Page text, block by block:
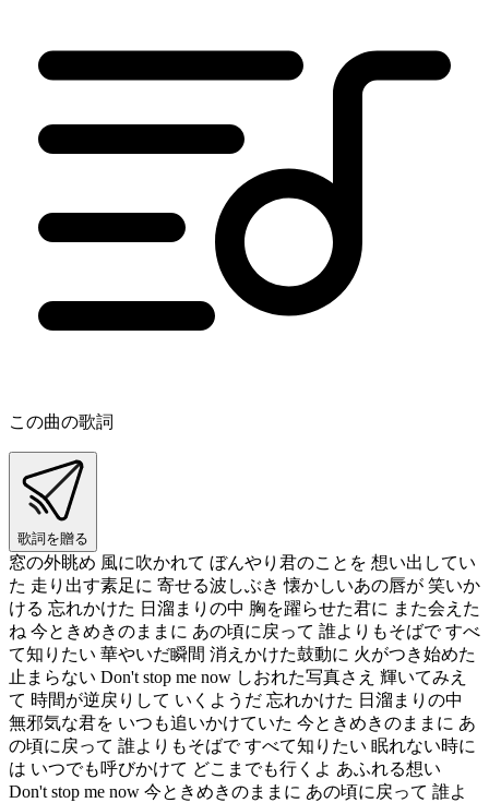
この曲の歌詞
歌詞を贈る
窓の外眺め 風に吹かれて ぼんやり君のことを 想い出してい
た 走り出す素足に 寄せる波しぶき 懐かしいあの唇が 笑いか
ける 忘れかけた 日溜まりの中 胸を躍らせた君に また会えた
ね 今ときめきのままに あの頃に戻って 誰よりもそばで すべ
て知りたい 華やいだ瞬間 消えかけた鼓動に 火がつき始めた
止まらない Don't stop me now しおれた写真さえ 輝いてみえ
て 時間が逆戻りして いくようだ 忘れかけた 日溜まりの中
無邪気な君を いつも追いかけていた 今ときめきのままに あ
の頃に戻って 誰よりもそばで すべて知りたい 眠れない時に
は いつでも呼びかけて どこまでも行くよ あふれる想い
Don't stop me now 今ときめきのままに あの頃に戻って 誰よ